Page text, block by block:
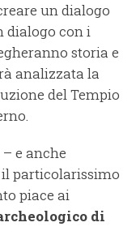
un dialogo
dialogo con i
storia e
analizzata la
del Tempio
– e anche
il particolarissimo
piace ai
di